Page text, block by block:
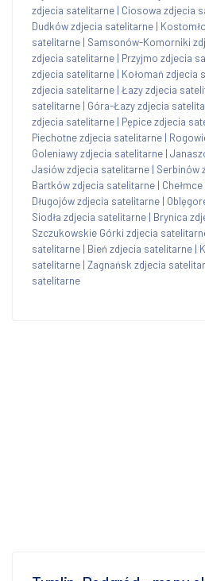
zdjecia satelitarne | Ciosowa zdjecia
Dudków zdjecia satelitarne |
satelitarne | Samsonów-Komorniki
zdjecia satelitarne | Przyjmo zdjecia
zdjecia satelitarne | Kołomań zdjecia
zdjecia satelitarne | Łazy zdjecia
satelitarne | Góra-Łazy zdjecia
zdjecia satelitarne | Pępice zdjecia
Piechotne zdjecia satelitarne |
Goleniawy zdjecia satelitarne |
Jasiów zdjecia satelitarne | Serbinów
Bartków zdjecia satelitarne |
Długojów zdjecia satelitarne |
Siodła zdjecia satelitarne | Brynica
Szczukowskie Górki zdjecia
satelitarne | Bień zdjecia satelitarne |
satelitarne | Zagnańsk zdjecia
satelitarne